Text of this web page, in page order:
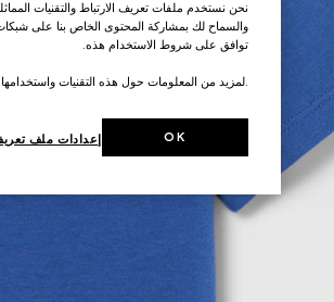
نحن نستخدم ملفات تعريف الارتباط والتقنيات
والسماح لك بمشاركة المحتوى الخاص بنا على
توافق على شروط الاستخدام هذه.
.لمزيد من المعلومات حول هذه التقنيات
إعدادات ملف OK